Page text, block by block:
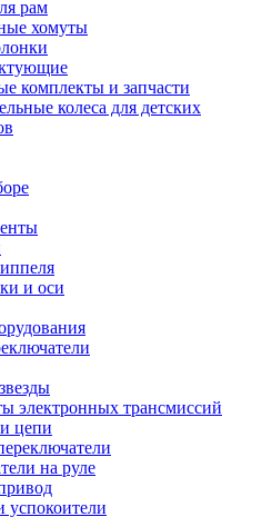
рам
хомуты
комплекты и запчасти
колеса для детских
и оси
электронных трансмиссий
цепи
на руле
успокоители